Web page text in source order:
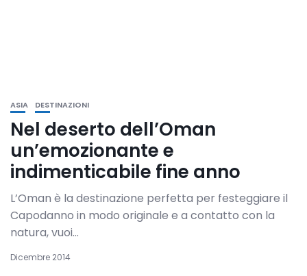
ASIA DESTINAZIONI
Nel deserto dell’Oman
un’emozionante e
indimenticabile fine anno
L’Oman è la destinazione perfetta per festeggiare il
Capodanno in modo originale e a contatto con la
natura, vuoi...
Dicembre 2014